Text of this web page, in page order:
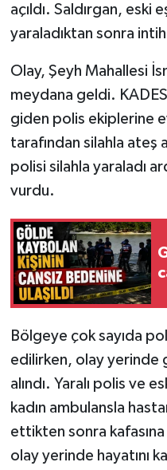
açıldı. Saldırgan, eski
yaraladıktan sonra
Olay, Şeyh Mahallesi
meydana geldi.
giden polis ekiplerine
tarafından silahla ateş
polisi silahla yaraladı
vurdu.
Bölgeye çok sayıda
edilirken, olay yerinde
alındı. Yaralı polis ve
kadın ambulansla
ettikten sonra kafasına
olay yerinde hayatını